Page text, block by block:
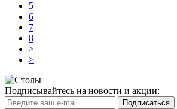
5
6
7
8
>
>|
Подписывайтесь на новости и акции:
Подписаться